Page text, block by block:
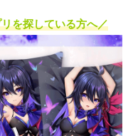
を探している方へ／